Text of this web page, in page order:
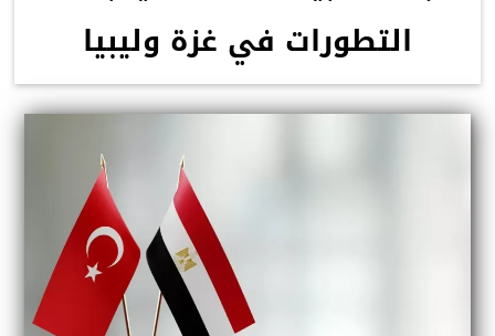
التطورات في غزة وليبيا